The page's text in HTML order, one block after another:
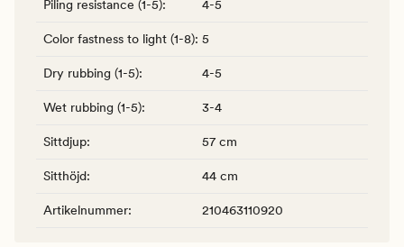
Piling resistance (1-5): 4-5
Color fastness to light (1-8): 5
Dry rubbing (1-5): 4-5
Wet rubbing (1-5): 3-4
Sittdjup: 57 cm
Sitthöjd: 44 cm
Artikelnummer: 210463110920